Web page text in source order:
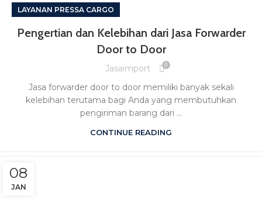
LAYANAN PRESSA CARGO
Pengertian dan Kelebihan dari Jasa Forwarder
Door to Door
Jasaimport 0
Jasa forwarder door to door memiliki banyak sekali
kelebihan terutama bagi Anda yang membutuhkan
pengiriman barang dari ...
CONTINUE READING
08
JAN